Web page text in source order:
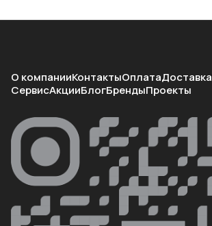
О компанииКонтактыОплатаДоставка
СервисАкцииБлогБрендыПроекты